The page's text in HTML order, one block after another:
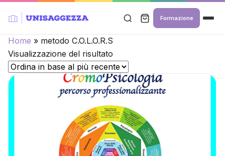
Formazione
Home » metodo C.O.L.O.R.S
Visualizzazione del risultato